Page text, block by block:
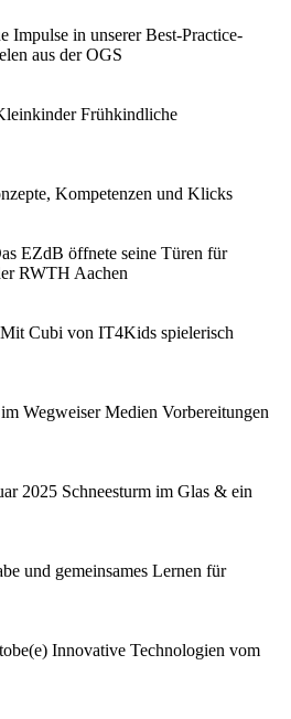
Impulse in unserer Best-Practice-
aus der OGS
Frühkindliche
Kompetenzen und Klicks
EZdB öffnete seine Türen für
RWTH Aachen
Mit Cubi von IT4Kids spielerisch
Wegweiser Medien Vorbereitungen
2025 Schneesturm im Glas & ein
und gemeinsames Lernen für
Innovative Technologien vom